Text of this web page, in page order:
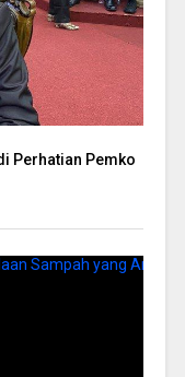
Perhatian Pemko